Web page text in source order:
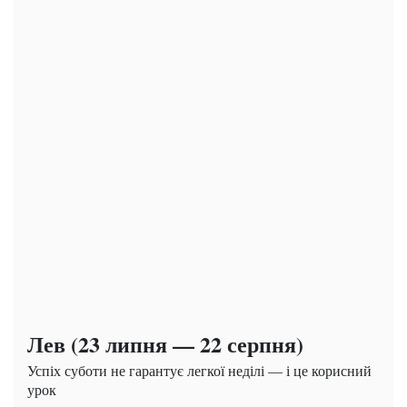
Лев (23 липня — 22 серпня)
Успіх суботи не гарантує легкої неділі — і це корисний
урок